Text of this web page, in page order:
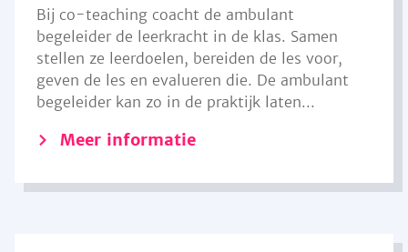
Bij co-teaching coacht de ambulant
begeleider de leerkracht in de klas. Samen
stellen ze leerdoelen, bereiden de les voor,
geven de les en evalueren die. De ambulant
begeleider kan zo in de praktijk laten...
Meer informatie